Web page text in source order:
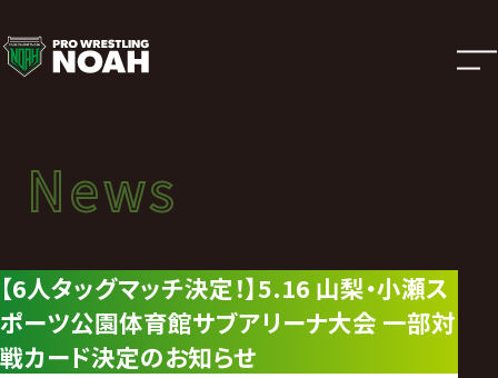
ニ
ュ
ー
ス
|
プ
News
ニュース
News
【6人タッグマッチ決定！】5.16 山梨・小瀬ス
ポーツ公園体育館サブアリーナ大会 一部対
戦カード決定のお知らせ